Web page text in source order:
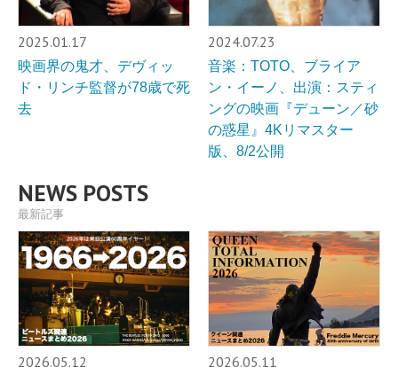
2025.01.17
映画界の鬼才、デヴィッ
ド・リンチ監督が78歳で死
去
2024.07.23
音楽：TOTO、ブライア
ン・イーノ、出演：スティ
ングの映画『デューン／砂
の惑星』4Kリマスター
版、8/2公開
NEWS POSTS
最新記事
2026.05.12 2026.05.11